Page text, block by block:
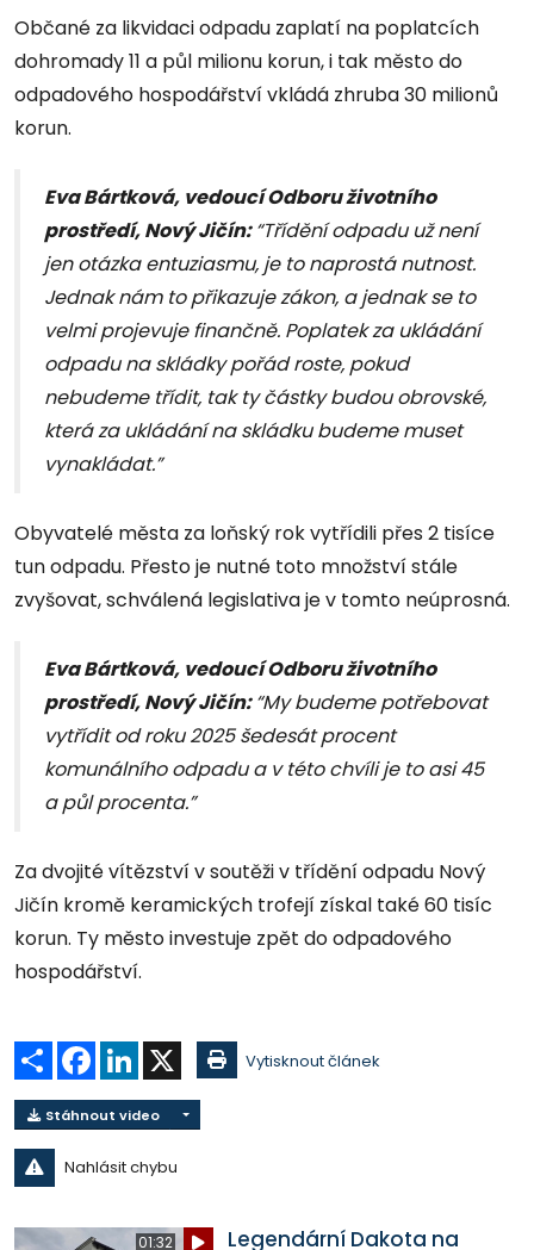
Občané za likvidaci odpadu zaplatí na poplatcích
dohromady 11 a půl milionu korun, i tak město do
odpadového hospodářství vkládá zhruba 30 milionů
korun.
Eva Bártková, vedoucí Odboru životního
prostředí, Nový Jičín:“Třídění odpadu už není
jen otázka entuziasmu, je to naprostá nutnost.
Jednak nám to přikazuje zákon, a jednak se to
velmi projevuje finančně. Poplatek za ukládání
odpadu na skládky pořád roste, pokud
nebudeme třídit, tak ty částky budou obrovské,
která za ukládání na skládku budeme muset
vynakládat.”
Obyvatelé města za loňský rok vytřídili přes 2 tisíce
tun odpadu. Přesto je nutné toto množství stále
zvyšovat, schválená legislativa je v tomto neúprosná.
Eva Bártková, vedoucí Odboru životního
prostředí, Nový Jičín:“My budeme potřebovat
vytřídit od roku 2025 šedesát procent
komunálního odpadu a v této chvíli je to asi 45
a půl procenta.”
Za dvojité vítězství v soutěži v třídění odpadu Nový
Jičín kromě keramických trofejí získal také 60 tisíc
korun. Ty město investuje zpět do odpadového
hospodářství.
Sdílet Facebook
LinkedIn Vytisknout článek
Stáhnout video
Nahlásit chybu
01:32
Legendární Dakota na